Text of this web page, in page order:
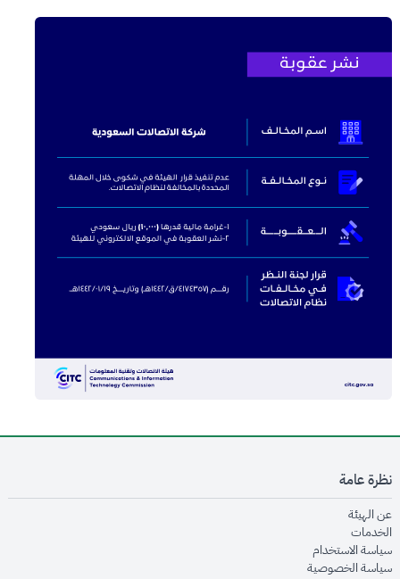
نظرة عامة
عن الهيئةopens in new window
الخدماتopens in new window
سياسة الاستخدام
سياسة الخصوصيةopens in new window